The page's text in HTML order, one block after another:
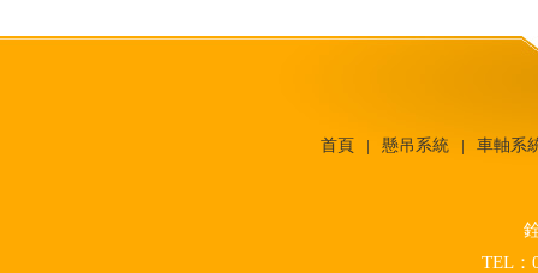
首頁 懸吊系統 車軸系
TEL：